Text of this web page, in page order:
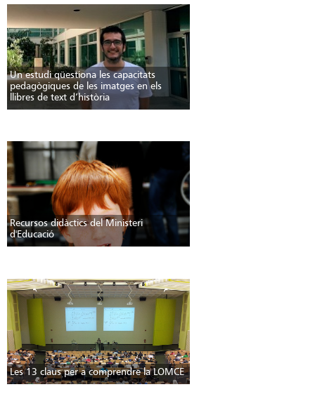
Un estudi qüestiona les capacitats
pedagògiques de les imatges en els
llibres de text d’història
Recursos didàctics del Ministeri
d'Educació
Les 13 claus per a comprendre la LOMCE